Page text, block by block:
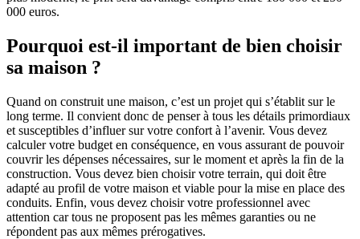
000 euros.
Pourquoi est-il important de bien choisir
sa maison ?
Quand on construit une maison, c’est un projet qui s’établit sur le
long terme. Il convient donc de penser à tous les détails primordiaux
et susceptibles d’influer sur votre confort à l’avenir. Vous devez
calculer votre budget en conséquence, en vous assurant de pouvoir
couvrir les dépenses nécessaires, sur le moment et après la fin de la
construction. Vous devez bien choisir votre terrain, qui doit être
adapté au profil de votre maison et viable pour la mise en place des
conduits. Enfin, vous devez choisir votre professionnel avec
attention car tous ne proposent pas les mêmes garanties ou ne
répondent pas aux mêmes prérogatives.